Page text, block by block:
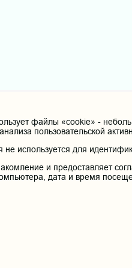
файлы «cookie» -
пользовательской
используется для
и предоставляет
дата и время